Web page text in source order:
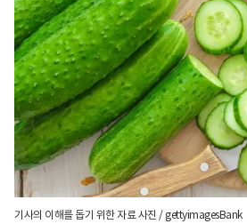
기사의 이해를 돕기 위한 자료 사진 / gettyimagesBank